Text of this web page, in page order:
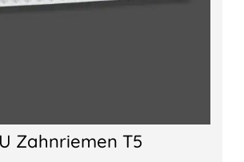
Zahnriemen T5